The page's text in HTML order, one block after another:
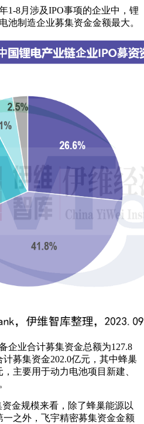
1-8月涉及IPO事项的企业中，锂
池制造企业募集资金金额最大。
企业合计募集资金总额为127.8
募集资金202.0亿元，其中蜂巢
主要用于动力电池项目新建、
金规模来看，除了蜂巢能源以
一之外，飞宇精密募集资金金额